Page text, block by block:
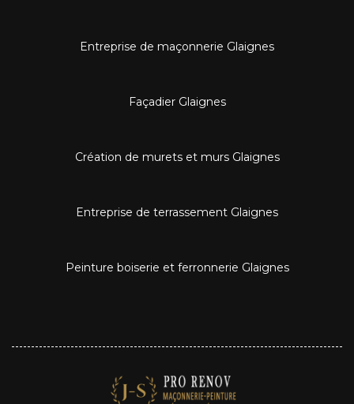
Entreprise de maçonnerie Glaignes
Façadier Glaignes
Création de murets et murs Glaignes
Entreprise de terrassement Glaignes
Peinture boiserie et ferronnerie Glaignes